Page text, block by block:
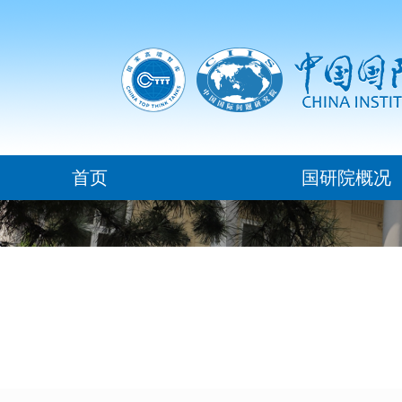
首页 国研院概况